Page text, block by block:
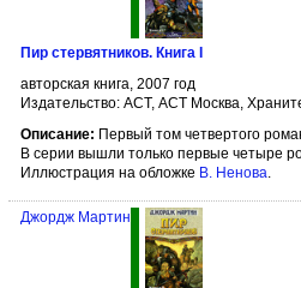
Пир стервятников. Книга I
авторская книга, 2007 год
Издательство: АСТ, АСТ Москва,
Описание: Первый том четвертого
В серии вышли только первые четыре
Иллюстрация на обложке В. Ненова.
Джордж Мартин